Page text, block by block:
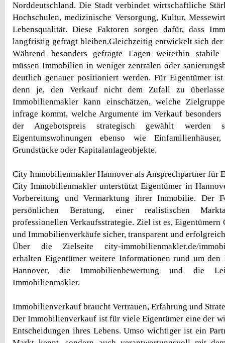
Norddeutschland. Die Stadt verbindet wirtschaftliche
Hochschulen, medizinische Versorgung, Kultur,
Lebensqualität. Diese Faktoren sorgen dafür, dass
langfristig gefragt bleiben.Gleichzeitig entwickelt sich
Während besonders gefragte Lagen weiterhin stabile
müssen Immobilien in weniger zentralen oder
deutlich genauer positioniert werden. Für Eigentümer
denn je, den Verkauf nicht dem Zufall zu
Immobilienmakler kann einschätzen, welche
infrage kommt, welche Argumente im Verkauf
der Angebotspreis strategisch gewählt werden
Eigentumswohnungen ebenso wie Einfamilienhäuser,
Grundstücke oder Kapitalanlageobjekte.
City Immobilienmakler Hannover als Ansprechpartner für
City Immobilienmakler unterstützt Eigentümer in
Vorbereitung und Vermarktung ihrer Immobilie. Der
persönlichen Beratung, einer realistischen
professionellen Verkaufsstrategie. Ziel ist es, Eigentümern
und Immobilienverkäufe sicher, transparent und
Über die Zielseite city-immobilienmakler.de/
erhalten Eigentümer weitere Informationen rund um
Hannover, die Immobilienbewertung und die
Immobilienmakler.
Immobilienverkauf braucht Vertrauen, Erfahrung und
Der Immobilienverkauf ist für viele Eigentümer eine der
Entscheidungen ihres Lebens. Umso wichtiger ist ein